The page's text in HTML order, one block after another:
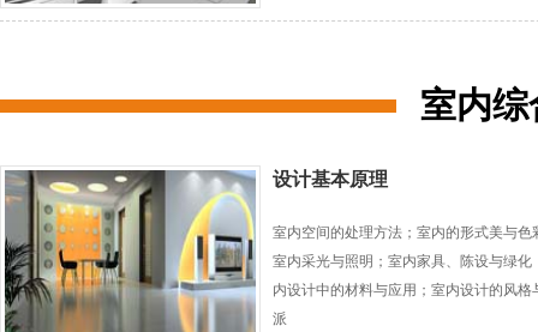
室内
设计基本原理
室内空间的处理方法；室内的形式美与色
室内采光与照明；室内家具、陈设与绿化
内设计中的材料与应用；室内设计的风格
派